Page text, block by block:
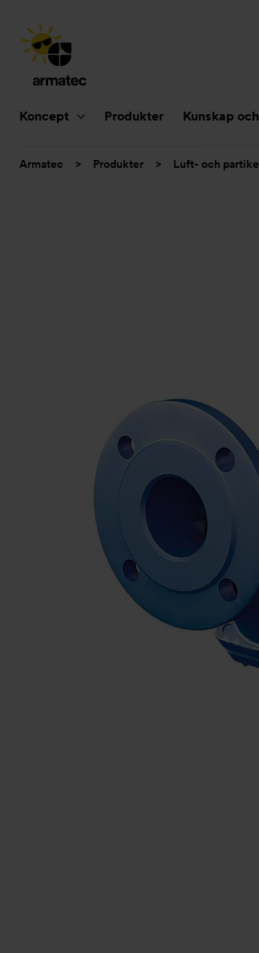
Koncept Produkter Kunskap
Du
Armatec > Produkter > Luft- och